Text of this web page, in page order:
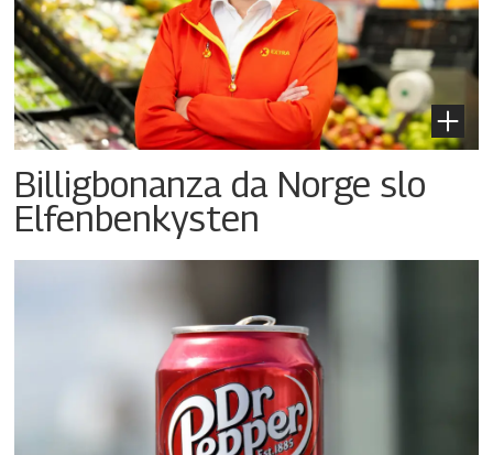
Billigbonanza da Norge slo
Elfenbenkysten